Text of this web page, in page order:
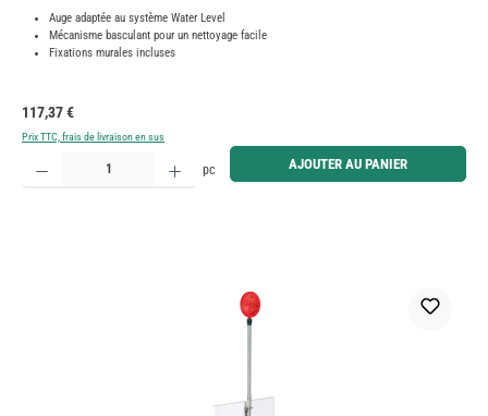
Auge adaptée au système Water Level
Mécanisme basculant pour un nettoyage facile
Fixations murales incluses
Prix régulier :
117,37 €
Prix TTC, frais de livraison en sus
Quantité de produit : Entrez la quantité souhaitée ou utilisez les boutons pour augmenter ou
pc AJOUTER AU PANIER